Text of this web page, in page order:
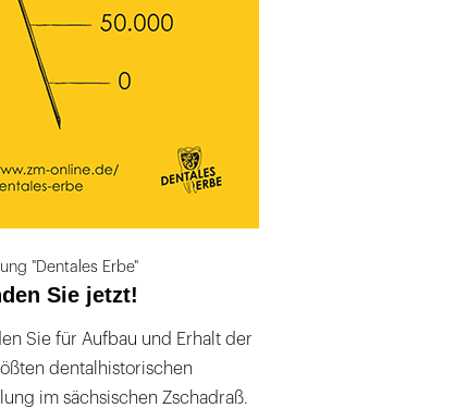
"Dentales Erbe"
Sie jetzt!
Sie für Aufbau und Erhalt der
dentalhistorischen
im sächsischen Zschadraß.